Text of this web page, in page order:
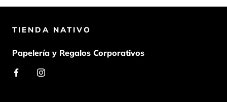
TIENDA NATIVO
Papelería y Regalos Corporativos